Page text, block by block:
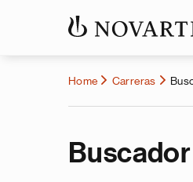
Home Carreras